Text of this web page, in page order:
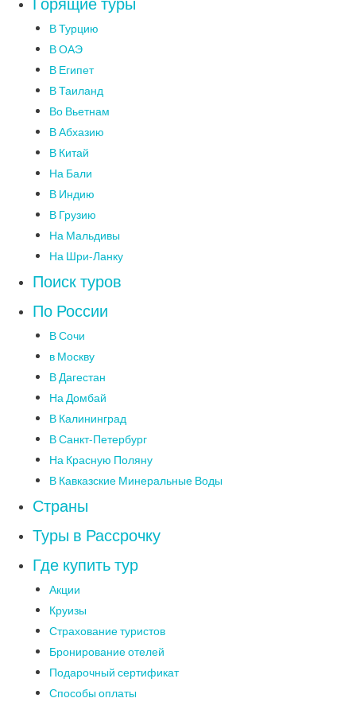
В Турцию
В ОАЭ
В Египет
В Таиланд
Во Вьетнам
В Абхазию
В Китай
На Бали
В Индию
В Грузию
На Мальдивы
На Шри-Ланку
Поиск туров
По России
В Сочи
в Москву
В Дагестан
На Домбай
В Калининград
В Санкт-Петербург
На Красную Поляну
В Кавказские Минеральные Воды
Страны
Туры в Рассрочку
Где купить тур
Акции
Круизы
Страхование туристов
Бронирование отелей
Подарочный сертификат
Способы оплаты